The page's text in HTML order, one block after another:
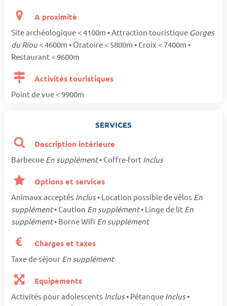
A proximité
Site archéologique < 4100m • Attraction touristique Gorges
du Riou< 4600m • Oratoire < 5800m • Croix < 7400m •
Restaurant < 9600m
Activités touristiques
Point de vue < 9900m
SERVICES
Description intérieure
Barbecue En supplément• Coffre-fort Inclus
Options et services
Animaux acceptés Inclus• Location possible de vélos En
supplément• Caution En supplément• Linge de lit En
supplément• Borne Wifi En supplément
Charges et taxes
Taxe de séjour En supplément
Equipements
Activités pour adolescents Inclus• Pétanque Inclus•